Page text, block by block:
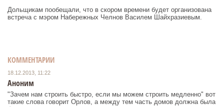
Дольщикам пообещали, что в скором времени будет организована
встреча с мэром Набережных Челнов Василем Шайхразиевым.
КОММЕНТАРИИ
18.12.2013, 11:22
Аноним
"Зачем нам строить быстро, если мы можем строить медленно" вот
такие слова говорит Орлов, а между тем часть домов должна была